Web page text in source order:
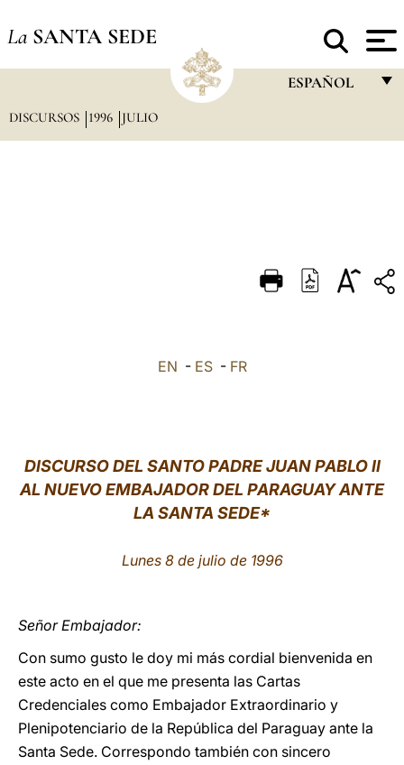
La SANTA SEDE
ESPAÑOL
DEUTSCH
DISCURSOS 1996 JULIO
EN - ES- FR
DISCURSO DEL SANTO PADRE JUAN PABLO II
AL NUEVO EMBAJADOR DEL PARAGUAY ANTE
LA SANTA SEDE*
Lunes 8 de julio de 1996
Señor Embajador:
Con sumo gusto le doy mi más cordial bienvenida en
este acto en el que me presenta las Cartas
Credenciales como Embajador Extraordinario y
Plenipotenciario de la República del Paraguay ante la
Santa Sede. Correspondo también con sincero